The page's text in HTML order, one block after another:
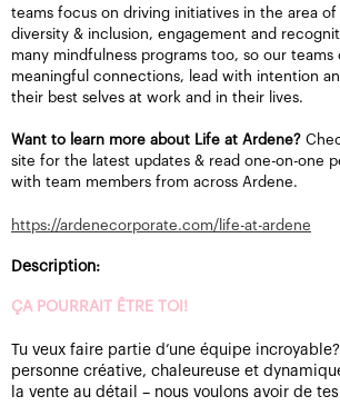
teams focus on driving initiatives in the area
diversity & inclusion, engagement and
many mindfulness programs too, so our teams
meaningful connections, lead with intention
their best selves at work and in their lives.
Want to learn more about Life at Ardene?
site for the latest updates & read one-on-one
with team members from across Ardene.
https://ardenecorporate.com/life-at-ardene
Description:
ÇA POURRAIT ÊTRE TOI!
Tu veux faire partie d’une équipe
personne créative, chaleureuse et
la vente au détail – nous voulons avoir de